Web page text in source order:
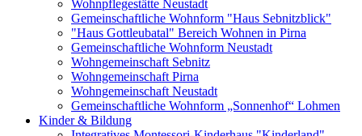
Wohnpflegestätte Neustadt
Gemeinschaftliche Wohnform "Haus Sebnitzblick"
"Haus Gottleubatal" Bereich Wohnen in Pirna
Gemeinschaftliche Wohnform Neustadt
Wohngemeinschaft Sebnitz
Wohngemeinschaft Pirna
Wohngemeinschaft Neustadt
Gemeinschaftliche Wohnform „Sonnenhof“ Lohmen
Kinder & Bildung